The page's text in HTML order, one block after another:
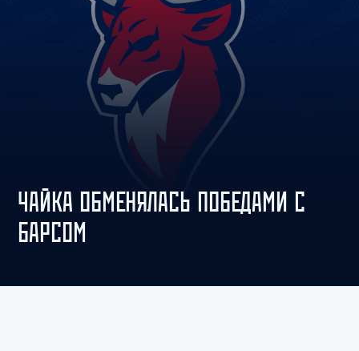
ЧАЙКА ОБМЕНЯЛАСЬ ПОБЕДАМИ С
БАРСОМ